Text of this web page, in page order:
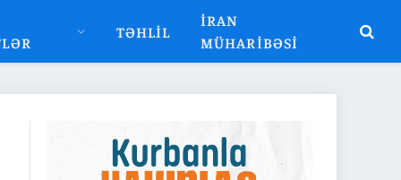
TƏHLIL
İRAN
MÜHARIBƏSI